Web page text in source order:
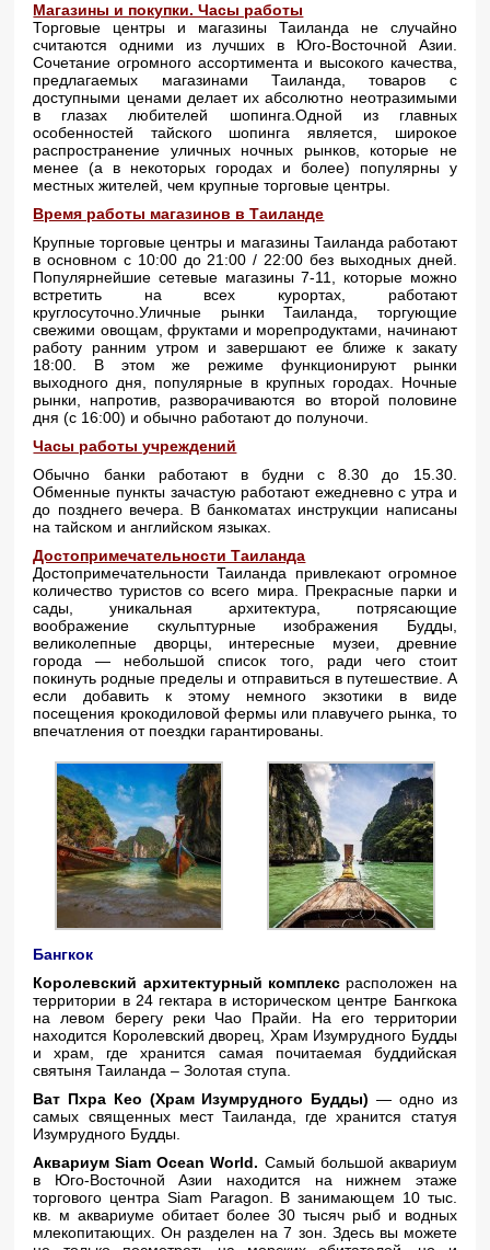
Магазины и покупки. Часы работы
Торговые центры и магазины Таиланда не случайно
считаются одними из лучших в Юго-Восточной Азии.
Сочетание огромного ассортимента и высокого качества,
предлагаемых магазинами Таиланда, товаров с
доступными ценами делает их абсолютно неотразимыми
в глазах любителей шопинга.Одной из главных
особенностей тайского шопинга является, широкое
распространение уличных ночных рынков, которые не
менее (а в некоторых городах и более) популярны у
местных жителей, чем крупные торговые центры.
Время работы магазинов в Таиланде
Крупные торговые центры и магазины Таиланда работают
в основном с 10:00 до 21:00 / 22:00 без выходных дней.
Популярнейшие сетевые магазины 7-11, которые можно
встретить на всех курортах, работают
круглосуточно.Уличные рынки Таиланда, торгующие
свежими овощам, фруктами и морепродуктами, начинают
работу ранним утром и завершают ее ближе к закату
18:00. В этом же режиме функционируют рынки
выходного дня, популярные в крупных городах. Ночные
рынки, напротив, разворачиваются во второй половине
дня (с 16:00) и обычно работают до полуночи.
Часы работы учреждений
Обычно банки работают в будни с 8.30 до 15.30.
Обменные пункты зачастую работают ежедневно с утра и
до позднего вечера. В банкоматах инструкции написаны
на тайском и английском языках.
Достопримечательности Таиланда
Достопримечательности Таиланда привлекают огромное
количество туристов со всего мира. Прекрасные парки и
сады, уникальная архитектура, потрясающие
воображение скульптурные изображения Будды,
великолепные дворцы, интересные музеи, древние
города — небольшой список того, ради чего стоит
покинуть родные пределы и отправиться в путешествие. А
если добавить к этому немного экзотики в виде
посещения крокодиловой фермы или плавучего рынка, то
впечатления от поездки гарантированы.
Бангкок
Королевский архитектурный комплекс расположен на
территории в 24 гектара в историческом центре Бангкока
на левом берегу реки Чао Прайи. На его территории
находится Королевский дворец, Храм Изумрудного Будды
и храм, где хранится самая почитаемая буддийская
святыня Таиланда – Золотая ступа.
Ват Пхра Кео (Храм Изумрудного Будды) — одно из
самых священных мест Таиланда, где хранится статуя
Изумрудного Будды.
Аквариум Siam Ocean World. Самый большой аквариум
в Юго-Восточной Азии находится на нижнем этаже
торгового центра Siam Paragon. В занимающем 10 тыс.
кв. м аквариуме обитает более 30 тысяч рыб и водных
млекопитающих. Он разделен на 7 зон. Здесь вы можете